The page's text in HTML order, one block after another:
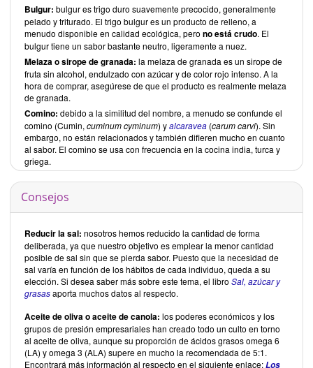
Bulgur: bulgur es trigo duro suavemente precocido, generalmente
pelado y triturado. El trigo bulgur es un producto de relleno, a
menudo disponible en calidad ecológica, pero no está crudo. El
bulgur tiene un sabor bastante neutro, ligeramente a nuez.
Melaza o sirope de granada: la melaza de granada es un sirope de
fruta sin alcohol, endulzado con azúcar y de color rojo intenso. A la
hora de comprar, asegúrese de que el producto es realmente melaza
de granada.
Comino: debido a la similitud del nombre, a menudo se confunde el
comino (Cumin, cuminum cyminum) yalcaravea (carum carvi). Sin
embargo, no están relacionados y también difieren mucho en cuanto
al sabor. El comino se usa con frecuencia en la cocina india, turca y
griega.
Consejos
Reducir la sal: nosotros hemos reducido la cantidad de forma
deliberada, ya que nuestro objetivo es emplear la menor cantidad
posible de sal sin que se pierda sabor. Puesto que la necesidad de
sal varía en función de los hábitos de cada individuo, queda a su
elección. Si desea saber más sobre este tema, el libro Sal, azúcar y
grasasaporta muchos datos al respecto.
Aceite de oliva o aceite de canola: los poderes económicos y los
grupos de presión empresariales han creado todo un culto en torno
al aceite de oliva, aunque su proporción de ácidos grasos omega 6
(LA) y omega 3 (ALA) supere en mucho la recomendada de 5:1.
Encontrará más información al respecto en el siguiente enlace:Los